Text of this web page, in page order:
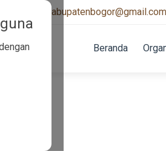
kwarcabkabupatenbogor@gmail.com
Beranda